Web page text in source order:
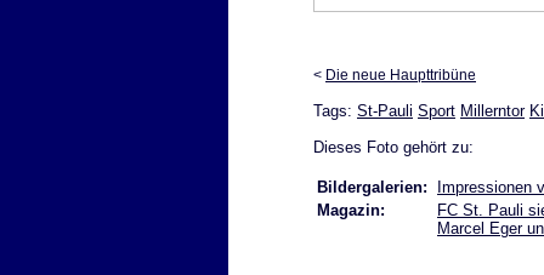
< Die neue Haupttribüne
Tags: St-Pauli Sport Millerntor
Dieses Foto gehört zu:
Bildergalerien:
Impressionen
Magazin:
FC St. Pauli
Marcel Eger